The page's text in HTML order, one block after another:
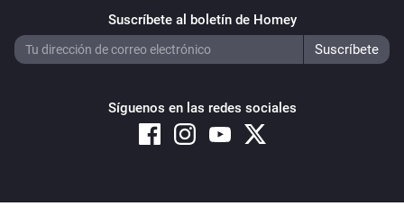
Suscríbete al boletín de Homey
Síguenos en las redes sociales